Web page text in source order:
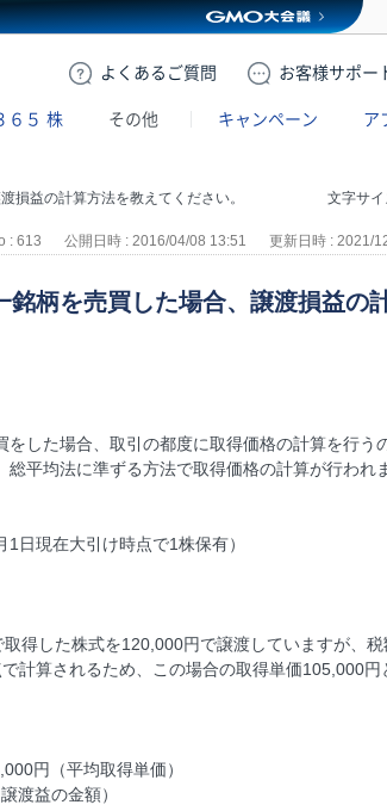
よくある ご質問 お客様サポー
６５ 株 その他 キャンペーン ア
文字サ
損益の計算方法を教えてください。
: 613 公開日時 : 2016/04/08 13:51 更新日時 : 2021/
柄を売買した場合、譲渡損益の
した場合、取引の都度に取得価格の計算を行う
平均法に準ずる方法で取得価格の計算が行われ
在大引け時点で1株保有）
得した株式を120,000円で譲渡していますが、
計算されるため、この場合の取得単価105,000円
円（平均取得単価）
渡益の金額）